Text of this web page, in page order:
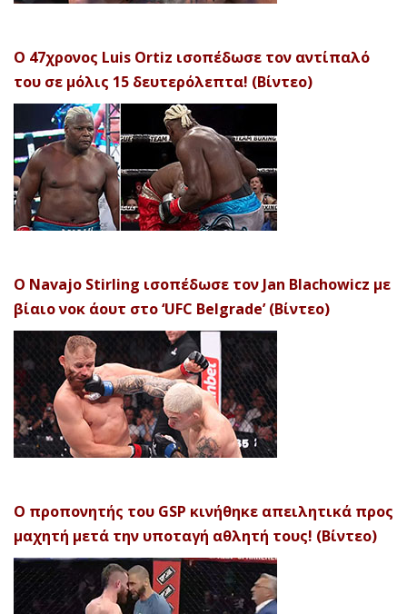
Ο 47χρονος Luis Ortiz ισοπέδωσε τον αντίπαλό
του σε μόλις 15 δευτερόλεπτα! (Βίντεο)
Ο Navajo Stirling ισοπέδωσε τον Jan Blachowicz με
βίαιο νοκ άουτ στο ‘UFC Belgrade’ (Βίντεο)
Ο προπονητής του GSP κινήθηκε απειλητικά προς
μαχητή μετά την υποταγή αθλητή τους! (Βίντεο)